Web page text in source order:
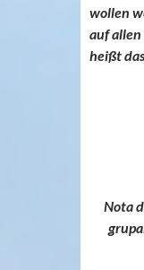
wollen
auf
heißt
Nota